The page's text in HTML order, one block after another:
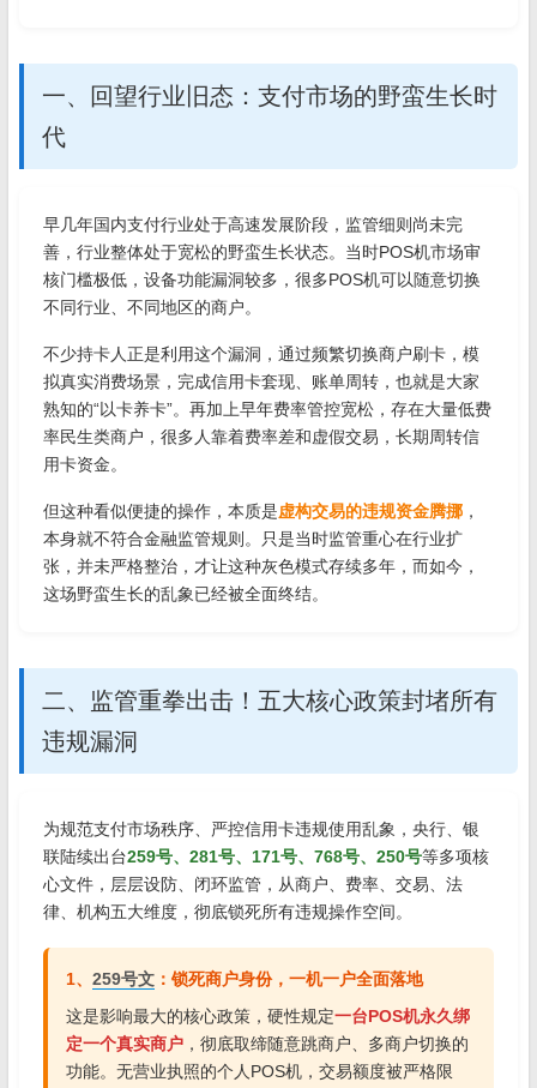
一、回望行业旧态：支付市场的野蛮生长时
代
早几年国内支付行业处于高速发展阶段，监管细则尚未完
善，行业整体处于宽松的野蛮生长状态。当时POS机市场审
核门槛极低，设备功能漏洞较多，很多POS机可以随意切换
不同行业、不同地区的商户。
不少持卡人正是利用这个漏洞，通过频繁切换商户刷卡，模
拟真实消费场景，完成信用卡套现、账单周转，也就是大家
熟知的“以卡养卡”。再加上早年费率管控宽松，存在大量低费
率民生类商户，很多人靠着费率差和虚假交易，长期周转信
用卡资金。
但这种看似便捷的操作，本质是虚构交易的违规资金腾挪 ，
本身就不符合金融监管规则。只是当时监管重心在行业扩
张，并未严格整治，才让这种灰色模式存续多年，而如今，
这场野蛮生长的乱象已经被全面终结。
二、监管重拳出击！五大核心政策封堵所有
违规漏洞
为规范支付市场秩序、严控信用卡违规使用乱象，央行、银
联陆续出台259号、281号、171号、768号、250号等多项核
心文件，层层设防、闭环监管，从商户、费率、交易、法
律、机构五大维度，彻底锁死所有违规操作空间。
1、 259号文 ：锁死商户身份，一机一户全面落地
这是影响最大的核心政策，硬性规定一台POS机永久绑
定一个真实商户 ，彻底取缔随意跳商户、多商户切换的
功能。无营业执照的个人POS机，交易额度被严格限